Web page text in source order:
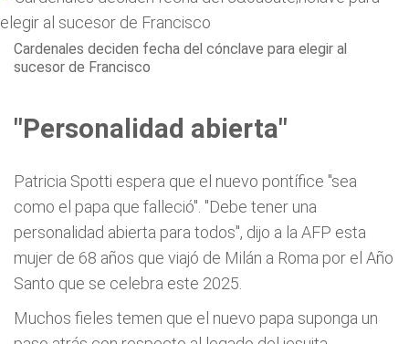
Cardenales deciden fecha del cónclave para elegir al
sucesor de Francisco
"Personalidad abierta"
Patricia Spotti espera que el nuevo pontífice "sea
como el papa que falleció". "Debe tener una
personalidad abierta para todos", dijo a la AFP esta
mujer de 68 años que viajó de Milán a Roma por el Año
Santo que se celebra este 2025.
Muchos fieles temen que el nuevo papa suponga un